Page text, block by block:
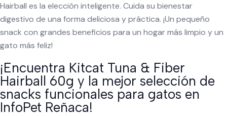
Hairball es la elección inteligente. Cuida su bienestar
digestivo de una forma deliciosa y práctica. ¡Un pequeño
snack con grandes beneficios para un hogar más limpio y un
gato más feliz!
¡Encuentra Kitcat Tuna & Fiber
Hairball 60g y la mejor selección de
snacks funcionales para gatos en
InfoPet Reñaca!